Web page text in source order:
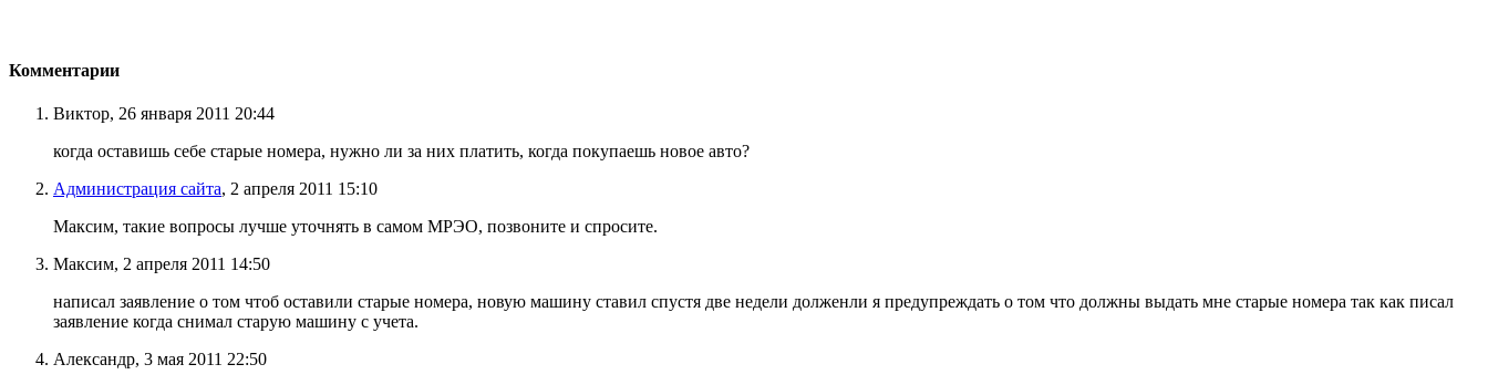
Комментарии
Виктор, 26 января 2011 20:44
когда оставишь себе старые номера, нужно ли за них платить, когда покупаешь новое авто?
Администрация сайта, 2 апреля 2011 15:10
Максим, такие вопросы лучше уточнять в самом МРЭО, позвоните и спросите.
Максим, 2 апреля 2011 14:50
написал заявление о том чтоб оставили старые номера, новую машину ставил спустя две недели долженли я предупреждать о том что должны выдать мне старые номера так как писал
заявление когда снимал старую машину с учета.
Александр, 3 мая 2011 22:50